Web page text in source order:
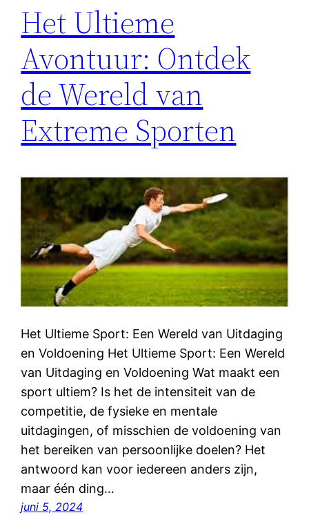
Het Ultieme
Avontuur: Ontdek
de Wereld van
Extreme Sporten
Het Ultieme Sport: Een Wereld van Uitdaging
en Voldoening Het Ultieme Sport: Een Wereld
van Uitdaging en Voldoening Wat maakt een
sport ultiem? Is het de intensiteit van de
competitie, de fysieke en mentale
uitdagingen, of misschien de voldoening van
het bereiken van persoonlijke doelen? Het
antwoord kan voor iedereen anders zijn,
maar één ding…
juni 5, 2024